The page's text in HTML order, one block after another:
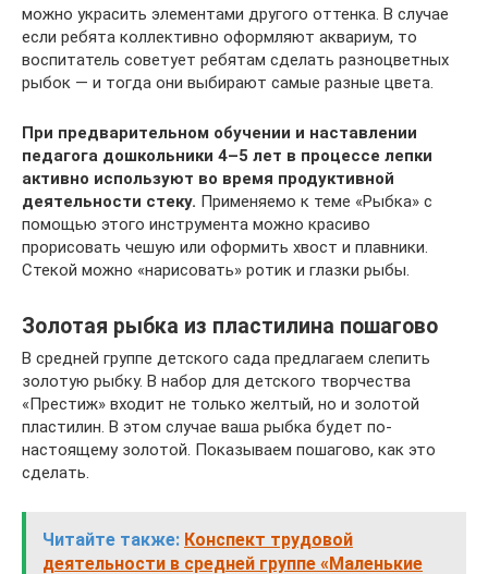
можно украсить элементами другого оттенка. В случае
если ребята коллективно оформляют аквариум, то
воспитатель советует ребятам сделать разноцветных
рыбок — и тогда они выбирают самые разные цвета.
При предварительном обучении и наставлении
педагога дошкольники 4–5 лет в процессе лепки
активно используют во время продуктивной
деятельности стеку. Применяемо к теме «Рыбка» с
помощью этого инструмента можно красиво
прорисовать чешую или оформить хвост и плавники.
Стекой можно «нарисовать» ротик и глазки рыбы.
Золотая рыбка из пластилина пошагово
В средней группе детского сада предлагаем слепить
золотую рыбку. В набор для детского творчества
«Престиж» входит не только желтый, но и золотой
пластилин. В этом случае ваша рыбка будет по-
настоящему золотой. Показываем пошагово, как это
сделать.
Читайте также: Конспект трудовой
деятельности в средней группе «Маленькие